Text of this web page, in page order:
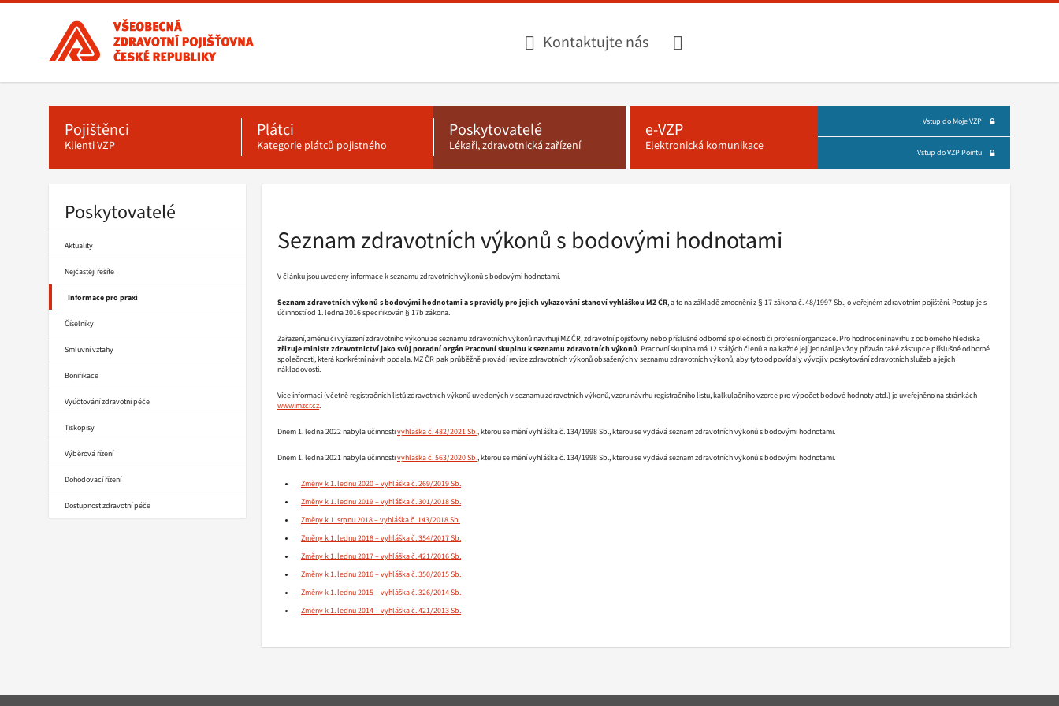
Všeobecná
zdravotní
pojišťovna
ČR,
hlavní
stránka
Kontaktujte nás
Pojištěnci
Klienti VZP
Plátci
Kategorie plátců pojistného
Poskytovatelé
Lékaři, zdravotnická zařízení
e-VZP
Elektronická komunikace
Vstup do Moje VZP
Vstup do VZP Pointu
Poskytovatelé
Aktuality
Nejčastěji řešíte
Informace pro praxi
Číselníky
Smluvní vztahy
Bonifikace
Vyúčtování zdravotní péče
Tiskopisy
Výběrová řízení
Dohodovací řízení
Dostupnost zdravotní péče
Seznam zdravotních výkonů s bodovými hodnotami
V článku jsou uvedeny informace k seznamu zdravotních výkonů s bodovými hodnotami.
Seznam zdravotních výkonů s bodovými hodnotami a s pravidly pro jejich vykazování stanoví vyhláškou MZ ČR, a to na základě zmocnění z § 17 zákona č. 48/1997 Sb., o veřejném zdravotním pojištění. Postup je s
účinností od 1. ledna 2016 specifikován § 17b zákona.
Zařazení, změnu či vyřazení zdravotního výkonu ze seznamu zdravotních výkonů navrhují MZ ČR, zdravotní pojišťovny nebo příslušné odborné společnosti či profesní organizace. Pro hodnocení návrhu z odborného hlediska
zřizuje ministr zdravotnictví jako svůj poradní orgán Pracovní skupinu k seznamu zdravotních výkonů. Pracovní skupina má 12 stálých členů a na každé její jednání je vždy přizván také zástupce příslušné odborné
společnosti, která konkrétní návrh podala. MZ ČR pak průběžně provádí revize zdravotních výkonů obsažených v seznamu zdravotních výkonů, aby tyto odpovídaly vývoji v poskytování zdravotních služeb a jejich
nákladovosti.
Více informací (včetně registračních listů zdravotních výkonů uvedených v seznamu zdravotních výkonů, vzoru návrhu registračního listu, kalkulačního vzorce pro výpočet bodové hodnoty atd.) je uveřejněno na stránkách
www.mzcr.cz.
Dnem 1. ledna 2022 nabyla účinnostivyhláška č. 482/2021 Sb.,kterou se mění vyhláška č. 134/1998 Sb., kterou se vydává seznam zdravotních výkonů s bodovými hodnotami.
Dnem 1. ledna 2021 nabyla účinnostivyhláška č. 563/2020 Sb., kterou se mění vyhláška č. 134/1998 Sb., kterou se vydává seznam zdravotních výkonů s bodovými hodnotami.
Změny k 1. lednu 2020 – vyhláška č. 269/2019 Sb.
Změny k 1. lednu 2019 – vyhláška č. 301/2018 Sb.
Změny k 1. srpnu 2018 – vyhláška č. 143/2018 Sb.
Změny k 1. lednu 2018 – vyhláška č. 354/2017 Sb.
Změny k 1. lednu 2017 – vyhláška č. 421/2016 Sb.
Změny k 1. lednu 2016 – vyhláška č. 350/2015 Sb.
Změny k 1. lednu 2015 – vyhláška č. 326/2014 Sb.
Změny k 1. lednu 2014 – vyhláška č. 421/2013 Sb.